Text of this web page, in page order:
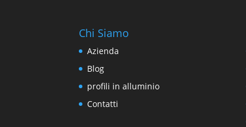
Chi Siamo
Azienda
Blog
profili in alluminio
Contatti